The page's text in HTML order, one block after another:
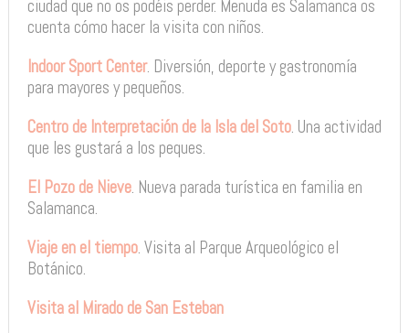
ciudad que no os podéis perder. Menuda es Salamanca os
cuenta cómo hacer la visita con niños.
Indoor Sport Center. Diversión, deporte y gastronomía
para mayores y pequeños.
Centro de Interpretación de la Isla del Soto. Una actividad
que les gustará a los peques.
El Pozo de Nieve. Nueva parada turística en familia en
Salamanca.
Viaje en el tiempo. Visita al Parque Arqueológico el
Botánico.
Visita al Mirado de San Esteban